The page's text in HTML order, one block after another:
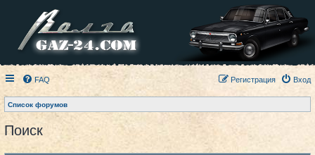
FAQ Вход
Регистрация
Список форумов
Поиск